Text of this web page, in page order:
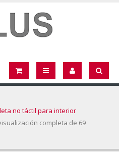
no táctil para interior
completa de 69